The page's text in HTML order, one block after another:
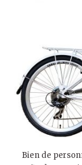
Bien de